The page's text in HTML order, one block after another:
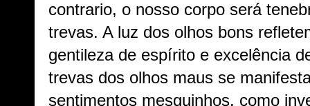
contrario, o nosso corpo será
trevas. A luz dos olhos bons
gentileza de espírito e excelência
trevas dos olhos maus se
sentimentos mesquinhos, como